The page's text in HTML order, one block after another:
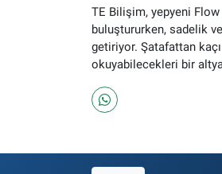
TE Bilişim, yepyeni
buluştururken, sadelik
getiriyor. Şatafattan
okuyabilecekleri bir